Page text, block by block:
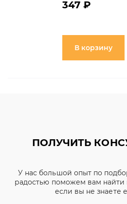
347 ₽
В корзину
ПОЛУЧИТЬ
У нас большой опыт по
радостью поможем вам найти
если вы не знаете